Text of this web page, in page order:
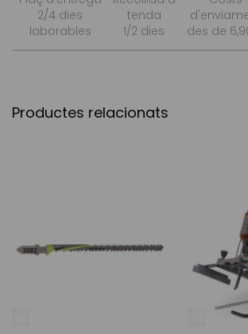
2/4 dies
laborables
tenda
1/2 dies
des de
Productes relacionats